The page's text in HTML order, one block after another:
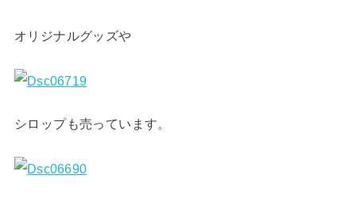
オリジナルグッズや
シロップも売っています。